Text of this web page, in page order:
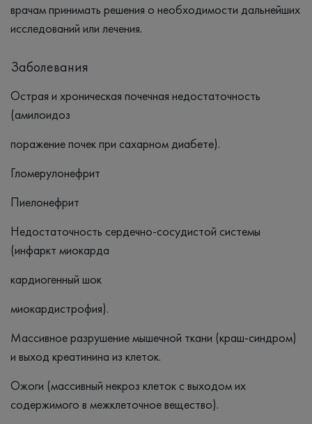
врачам принимать решения о необходимости дальнейших
исследований или лечения.
Заболевания
Острая и хроническая почечная недостаточность
(амилоидоз
поражение почек при сахарном диабете).
Гломерулонефрит
Пиелонефрит
Недостаточность сердечно-сосудистой системы
(инфаркт миокарда
кардиогенный шок
миокардистрофия).
Массивное разрушение мышечной ткани (краш-синдром)
и выход креатинина из клеток.
Ожоги (массивный некроз клеток с выходом их
содержимого в межклеточное вещество).